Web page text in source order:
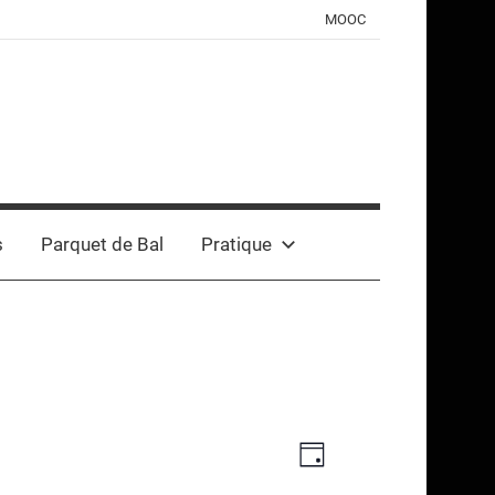
MOOC
Parquet de Bal Pratique
Navigation
Navigation
Jour